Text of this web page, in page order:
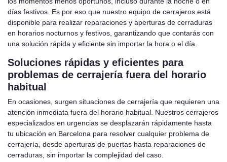
días festivos. Es por eso que nuestro equipo de cerrajeros está
disponible para realizar reparaciones y aperturas de cerraduras
en horarios nocturnos y festivos, garantizando que contarás con
una solución rápida y eficiente sin importar la hora o el día.
Soluciones rápidas y eficientes para
problemas de cerrajería fuera del horario
habitual
En ocasiones, surgen situaciones de cerrajería que requieren una
atención inmediata fuera del horario habitual. Nuestros cerrajeros
especializados en urgencias se desplazarán rápidamente hasta
tu ubicación en Barcelona para resolver cualquier problema de
cerrajería, desde aperturas de puertas hasta reparaciones de
cerraduras, sin importar la complejidad del caso.